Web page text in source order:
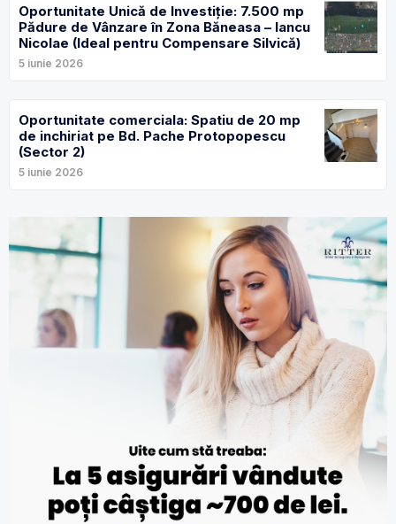
Oportunitate Unică de Investiție: 7.500 mp
Pădure de Vânzare în Zona Băneasa – Iancu
Nicolae (Ideal pentru Compensare Silvică)
5 iunie 2026
Oportunitate comerciala: Spatiu de 20 mp
de inchiriat pe Bd. Pache Protopopescu
(Sector 2)
5 iunie 2026